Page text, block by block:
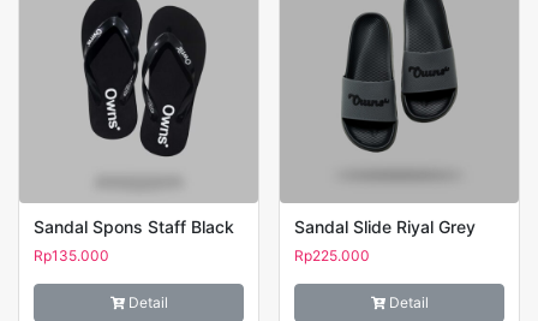
Sandal Spons Staff Black
Rp135.000
Detail
Sandal Slide Riyal Grey
Rp225.000
Detail